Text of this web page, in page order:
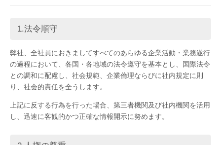
1.法令順守
弊社、全社員におきましてすべてのあらゆる企業活動・業務遂行
の過程において、各国・各地域の法令遵守を基本とし、国際法令
との調和に配慮し、社会規範、企業倫理ならびに社内規定に則
り、社会的責任を全うします。
上記に反する行為を行った場合、第三者機関及び社内機関を活用
し、迅速に客観的かつ正確な情報開示に努めます。